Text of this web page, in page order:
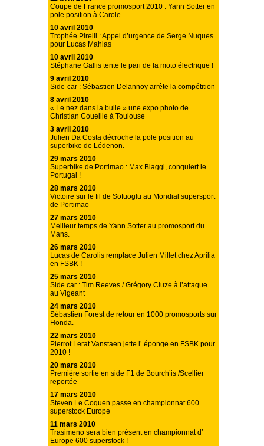
Coupe de France promosport 2010 : Yann Sotter en
pole position à Carole
10 avril 2010
Trophée Pirelli : Appel d’urgence de Serge Nuques
pour Lucas Mahias
10 avril 2010
Stéphane Gallis tente le pari de la moto électrique !
9 avril 2010
Side-car : Sébastien Delannoy arrête la compétition
8 avril 2010
« Le nez dans la bulle » une expo photo de
Christian Coueille à Toulouse
3 avril 2010
Julien Da Costa décroche la pole position au
superbike de Lédenon.
29 mars 2010
Superbike de Portimao : Max Biaggi, conquiert le
Portugal !
28 mars 2010
Victoire sur le fil de Sofuoglu au Mondial supersport
de Portimao
27 mars 2010
Meilleur temps de Yann Sotter au promosport du
Mans.
26 mars 2010
Lucas de Carolis remplace Julien Millet chez Aprilia
en FSBK !
25 mars 2010
Side car : Tim Reeves / Grégory Cluze à l’attaque
au Vigeant
24 mars 2010
Sébastien Forest de retour en 1000 promosports sur
Honda.
22 mars 2010
Pierrot Lerat Vanstaen jette l’ éponge en FSBK pour
2010 !
20 mars 2010
Première sortie en side F1 de Bourch’is /Scellier
reportée
17 mars 2010
Steven Le Coquen passe en championnat 600
superstock Europe
11 mars 2010
Trasimeno sera bien présent en championnat d’
Europe 600 superstock !